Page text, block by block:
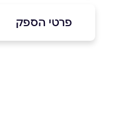
פרטי הספק